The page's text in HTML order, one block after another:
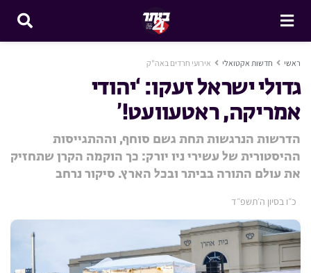
ראשי חדשות אקטואלי אירועי חרדים באה"ק
גדולי ישראל זעקו: ‘יהודי
אמריקה, ראטעוועט!’
הדרשות הנרגשות תחת גשם סוחף, וההתגייסות
ההיסטורית של עשירי ניו יורק: כך הוקמה הקרן שתחזיק
את עולם התורה בביתר ובכל הארץ. סיקור נרחב
כ״ו בסיון ה׳תשפ״ד